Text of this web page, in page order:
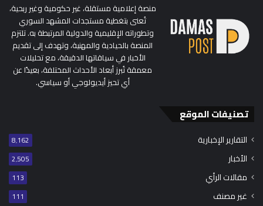
منصة إعلامية مستقلة، غير حكومية وغير ربحية،
تُعنى بتغطية مستجدات المشهد السوري
وتطوراته الإقليمية والدولية المرتبطة به. تلتزم
المنصة بالحيادية والمهنية، وتهدف إلى تقديم
الأخبار في سياقاتها الدقيقة، مع تحليلات
معمقة تُبرز أبعاد الأحداث المختلفة، بعيدًا عن
أي تحيز أيديولوجي أو سياسي.
تصنيفات الموقع
التقارير الإخبارية 8٬162
الأخبار 2٬505
مقالات الرأي 113
غير مصنف 111